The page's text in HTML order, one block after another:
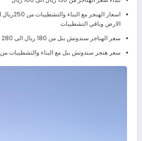
الارض وباقي التشطيبات
سعر الهناجر سندوتش بنل من 180 ريال الى 280 ريال للمتر مربع
سعر هنجر سندوتش بنل مع البناء والتشطيبات من 350 ريال الى 430 ريال